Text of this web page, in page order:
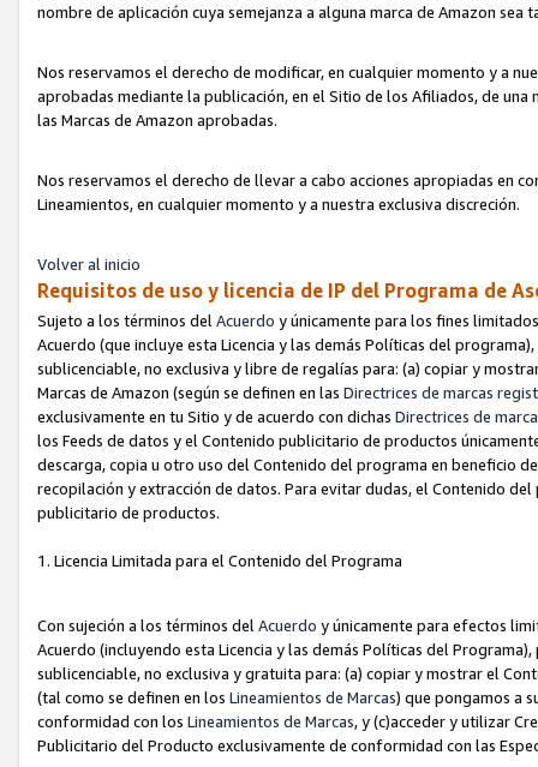
nombre de aplicación cuya semejanza a alguna marca de Amazon
Nos reservamos el derecho de modificar, en cualquier momento y a
aprobadas mediante la publicación, en el Sitio de los Afiliados, de
las Marcas de Amazon aprobadas.
Nos reservamos el derecho de llevar a cabo acciones apropiadas en
Lineamientos, en cualquier momento y a nuestra exclusiva discreción.
Volver al inicio
Requisitos de uso y licencia de IP del Programa de
Sujeto a los términos del Acuerdo y únicamente para los fines
Acuerdo (que incluye esta Licencia y las demás Políticas del
sublicenciable, no exclusiva y libre de regalías para: (a) copiar y
Marcas de Amazon (según se definen en las Directrices de marcas
exclusivamente en tu Sitio y de acuerdo con dichas Directrices de
los Feeds de datos y el Contenido publicitario de productos
descarga, copia u otro uso del Contenido del programa en beneficio
recopilación y extracción de datos. Para evitar dudas, el Contenido
publicitario de productos.
1. Licencia Limitada para el Contenido del Programa
Con sujeción a los términos del Acuerdo y únicamente para efectos
Acuerdo (incluyendo esta Licencia y las demás Políticas del
sublicenciable, no exclusiva y gratuita para: (a) copiar y mostrar el
(tal como se definen en los Lineamientos de Marcas) que pongamos a
conformidad con los Lineamientos de Marcas, y (c)acceder y utilizar
Publicitario del Producto exclusivamente de conformidad con las